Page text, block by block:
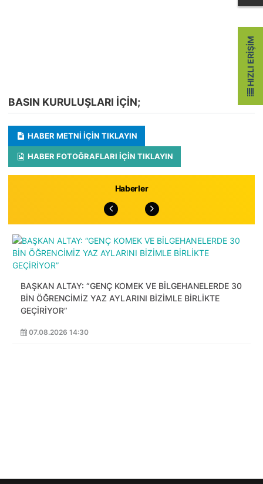
BASIN KURULUŞLARI IÇIN;
HABER METNI IÇIN TIKLAYIN
HABER FOTOĞRAFLARI IÇIN TIKLAYIN
Haberler
BAŞKAN ALTAY: “GENÇ KOMEK VE BİLGEHANELERDE 30
BİN ÖĞRENCİMİZ YAZ AYLARINI BİZİMLE BİRLİKTE
GEÇİRİYOR”
07.08.2026 14:30
HIZLI ERIŞIM